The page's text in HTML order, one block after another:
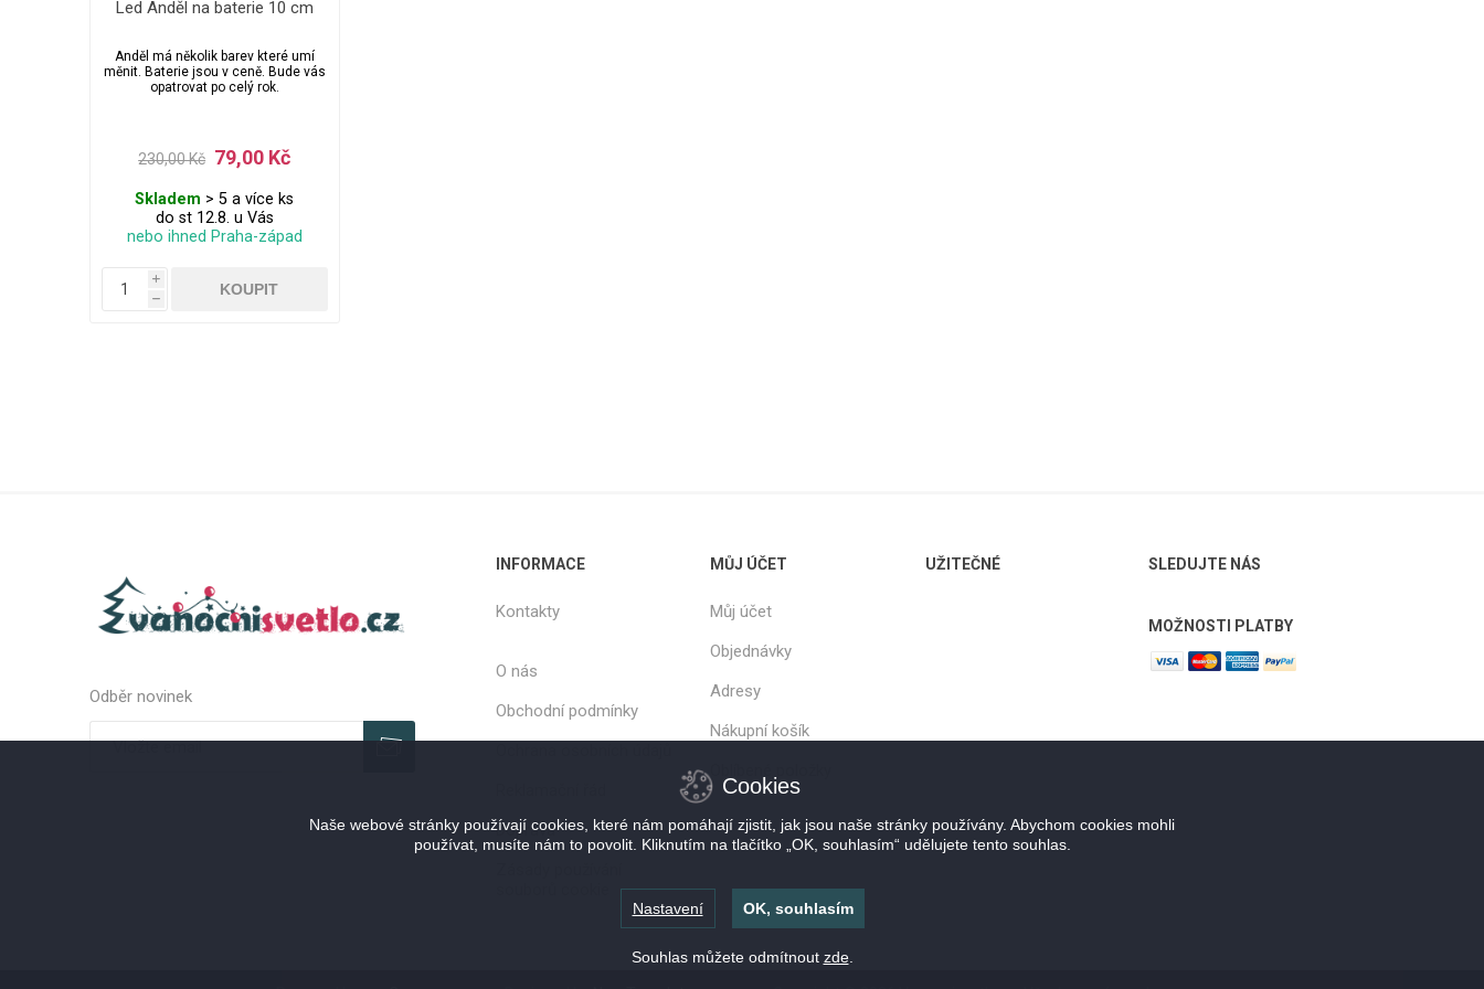
Led Anděl na baterie 10 cm
Anděl má několik barev které umí
měnit. Baterie jsou v ceně. Bude vás
opatrovat po celý rok.
230,00 Kč 79,00 Kč
Skladem > 5 a více ks
do st 12.8. u Vás
nebo ihned Praha-západ
i
h
Odběr novinek
INFORMACE
Kontakty
O nás
Obchodní podmínky
Doprava
MŮJ ÚČET
Můj účet
Objednávky
Adresy
Nákupní košík
UŽITEČNÉ SLEDUJTE NÁS
MOŽNOSTI PLATBY
Cookies
Naše webové stránky používají cookies, které nám pomáhají zjistit, jak jsou naše stránky používány. Abychom cookies mohli
používat, musíte nám to povolit. Kliknutím na tlačítko „OK, souhlasím“ udělujete tento souhlas.
Nastavení OK, souhlasím
Souhlas můžete odmítnout zde.